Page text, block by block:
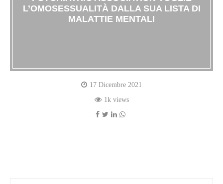
L’OMOSESSUALITÀ DALLA SUA LISTA DI
MALATTIE MENTALI
17 Dicembre 2021
1k views